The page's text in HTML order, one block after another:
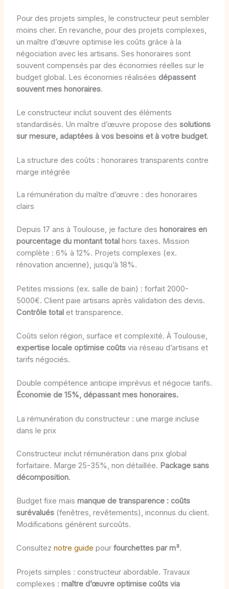
Pour des projets simples, le constructeur peut sembler
moins cher. En revanche, pour des projets complexes,
un maître d’œuvre optimise les coûts grâce à la
négociation avec les artisans. Ses honoraires sont
souvent compensés par des économies réelles sur le
budget global. Les économies réalisées dépassent
souvent mes honoraires.
Le constructeur inclut souvent des éléments
standardisés. Un maître d’œuvre propose des solutions
sur mesure, adaptées à vos besoins et à votre budget.
La structure des coûts : honoraires transparents contre
marge intégrée
La rémunération du maître d’œuvre : des honoraires
clairs
Depuis 17 ans à Toulouse, je facture des honoraires en
pourcentage du montant totalhors taxes. Mission
complète : 6% à 12%. Projets complexes (ex.
rénovation ancienne), jusqu’à 18%.
Petites missions (ex. salle de bain) : forfait 2000-
5000€. Client paie artisans après validation des devis.
Contrôle totalet transparence.
Coûts selon région, surface et complexité. À Toulouse,
expertise locale optimise coûtsvia réseau d’artisans et
tarifs négociés.
Double compétence anticipe imprévus et négocie tarifs.
Économie de 15%, dépassant mes honoraires.
La rémunération du constructeur : une marge incluse
dans le prix
Constructeur inclut rémunération dans prix global
forfaitaire. Marge 25-35%, non détaillée. Package sans
décomposition.
Budget fixe mais manque de transparence : coûts
surévalués(fenêtres, revêtements), inconnus du client.
Modifications génèrent surcoûts.
Consultez notre guide pour fourchettes par m².
Projets simples : constructeur abordable. Travaux
complexes : maître d’œuvre optimise coûts via